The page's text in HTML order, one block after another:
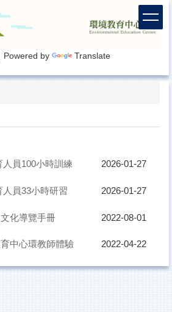
Powered by Translate
員100小時訓練 2026-01-27
員33小時研習 2026-01-27
化導覽手冊 2022-08-01
中心環教師體驗 2022-04-22